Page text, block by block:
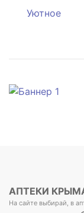
Уютное
АПТЕКИ
На сайте выбирай, в